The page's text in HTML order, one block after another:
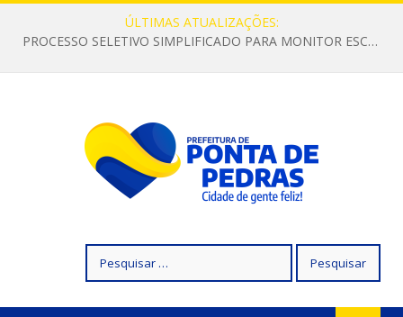
ÚLTIMAS ATUALIZAÇÕES:
PROCESSO SELETIVO SIMPLIFICADO PARA MONITOR ESCOLAR
por: